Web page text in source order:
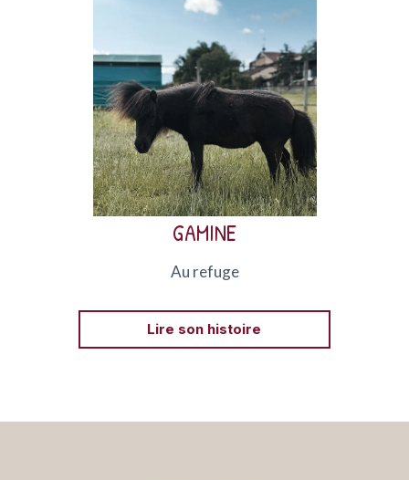
GAMINE
Au refuge
Gamine est une mini Shetland, née en 2016, et
arrivée au refuge suite à un accident.
Lire son histoire